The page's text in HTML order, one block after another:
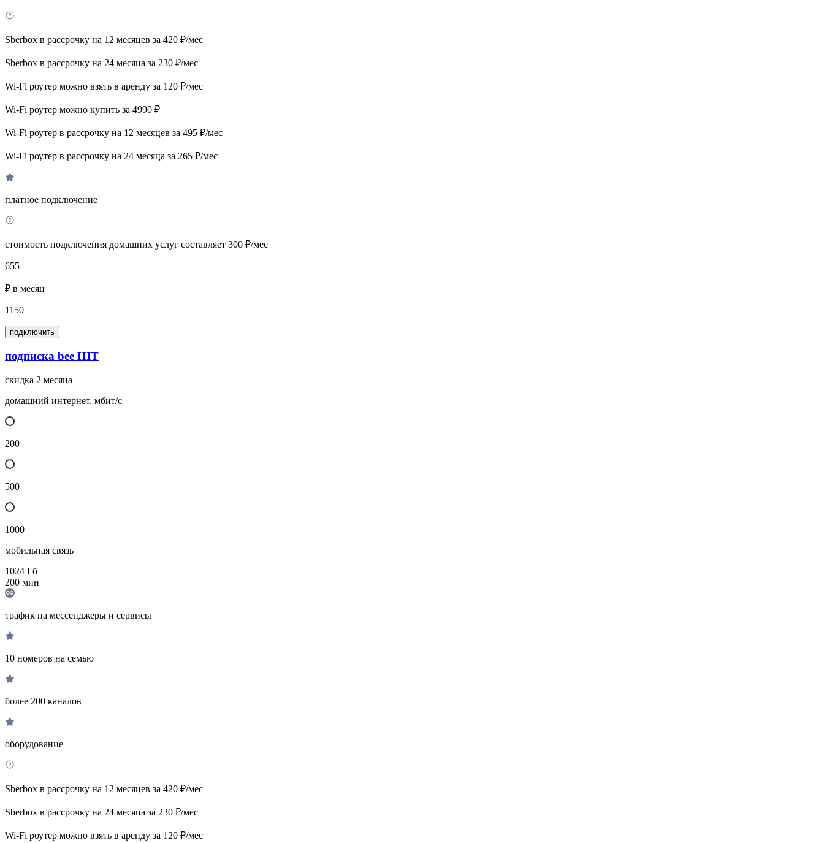
Sberbox в рассрочку на 12 месяцев за 420 ₽/мес
Sberbox в рассрочку на 24 месяца за 230 ₽/мес
Wi-Fi роутер можно взять в аренду за 120 ₽/мес
Wi-Fi роутер можно купить за 4990 ₽
Wi-Fi роутер в рассрочку на 12 месяцев за 495 ₽/мес
Wi-Fi роутер в рассрочку на 24 месяца за 265 ₽/мес
платное подключение
стоимость подключения домашних услуг составляет 300 ₽/мес
655
₽ в месяц
1150
подключить
подписка bee HIT
скидка 2 месяца
домашний интернет, мбит/с
200
500
1000
мобильная связь
1024 Гб
200 мин
трафик на мессенджеры и сервисы
10 номеров на семью
более 200 каналов
оборудование
Sberbox в рассрочку на 12 месяцев за 420 ₽/мес
Sberbox в рассрочку на 24 месяца за 230 ₽/мес
Wi-Fi роутер можно взять в аренду за 120 ₽/мес